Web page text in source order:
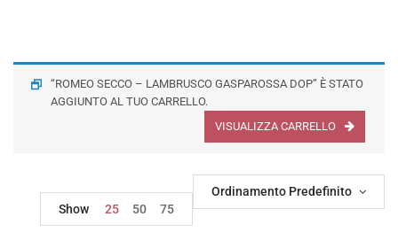
“ROMEO SECCO – LAMBRUSCO GASPAROSSA DOP” È STATO
AGGIUNTO AL TUO CARRELLO.
VISUALIZZA CARRELLO
Ordinamento Predefinito
Show
25 50 75